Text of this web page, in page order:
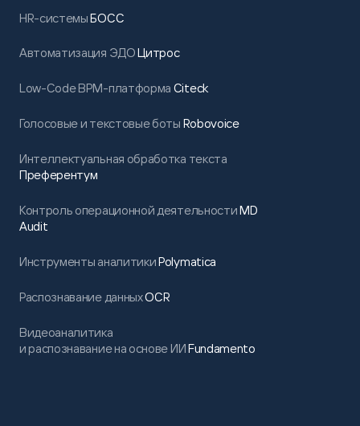
HR-системыБОСС
Автоматизация ЭДОЦитрос
Low-Code BPM-платформа Citeck
Голосовые и текстовые боты Robovoice
Интеллектуальная обработка текста
Преферентум
Контроль операционной деятельностиMD
Audit
Инструменты аналитикиPolymatica
Распознавание данныхOCR
Видеоаналитика
и распознавание на основе ИИFundamento